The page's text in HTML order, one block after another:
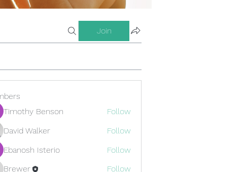
Join
Timothy Benson
Follow
David Walker
Follow
Ebanosh Isterio
Follow
Brewer Follow